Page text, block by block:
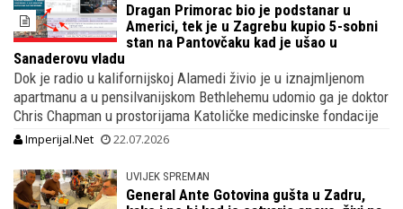
Dragan Primorac bio je podstanar u
Americi, tek je u Zagrebu kupio 5-sobni
stan na Pantovčaku kad je ušao u
Sanaderovu vladu
Dok je radio u kalifornijskoj Alamedi živio je u iznajmljenom
apartmanu a u pensilvanijskom Bethlehemu udomio ga je doktor
Chris Chapman u prostorijama Katoličke medicinske fondacije
Imperijal.Net 22.07.2026
UVIJEK SPREMAN
General Ante Gotovina gušta u Zadru,